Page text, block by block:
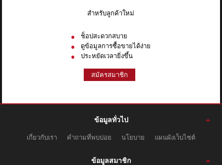
สำหรับลูกค้าใหม่
ช็อปสะดวกสบาย
ดูข้อมูลการซื้อขายได้ง่าย
ประหยัดเวลายิ่งขึ้น
สมัครสมาชิก
ข้อมูลทั่วไป
เกี่ยวกับเรา คำถามที่พบบ่อย นโยบาย แผนผังเว็บไซต์
ข้อมูลสมาชิก